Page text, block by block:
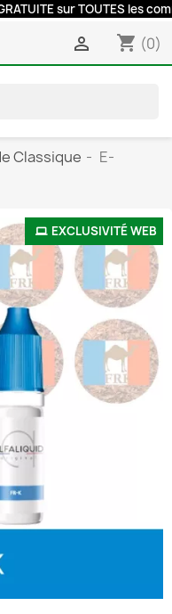
sur TOUTES les
shopping_cart (0)

Classique
E-
EXCLUSIVITÉ WEB